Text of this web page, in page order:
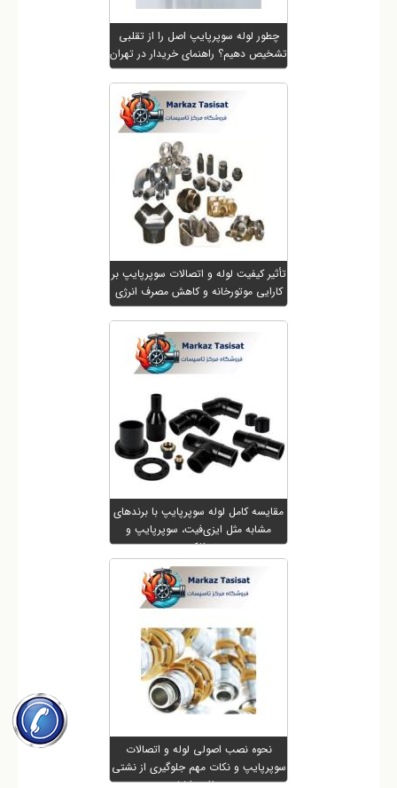
چطور لوله سوپرپایپ اصل را از تقلبی
تشخیص دهیم؟ راهنمای خریدار در تهران
تأثیر کیفیت لوله و اتصالات سوپرپایپ بر
کارایی موتورخانه و کاهش مصرف انرژی
مقایسه کامل لوله سوپرپایپ با برندهای
مشابه مثل ایزی‌فیت، سوپرپایپ و
نیوفلکس
نحوه نصب اصولی لوله و اتصالات
سوپرپایپ و نکات مهم جلوگیری از نشتی